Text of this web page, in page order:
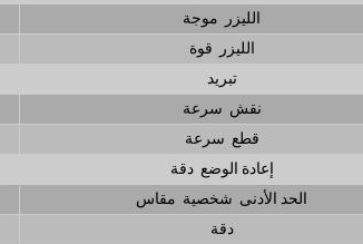
الليزر موجة
الليزر قوة
تبريد
نقش سرعة
قطع سرعة
إعادة الوضع دقة
الحد الأدنى شخصية مقاس
دقة